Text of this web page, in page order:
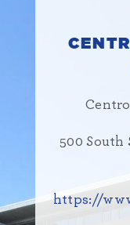
500 South
https://